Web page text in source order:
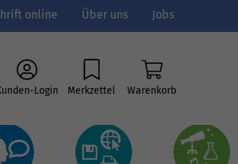
online Über uns Jobs
Login Merkzettel Warenkorb